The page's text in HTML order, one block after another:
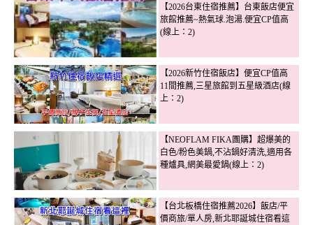
【2026台東住宿推薦】台東飯店便宜
旅館推薦~熱氣球.泡湯.便宜CP值高
(線上：2)
【2026新竹住宿飯店】便宜CP值高
11間推薦,三星旅館到五星級酒店(線
上：2)
【NEOFLAM FIKA團購】超爆美的
白色/粉色美鍋,不沾鍋好清洗,適用各
種爐具,網美最愛鍋(線上：2)
【台北板橋住宿推薦2026】飯店/平
價商旅/單人房,新北耶誕城住宿看這